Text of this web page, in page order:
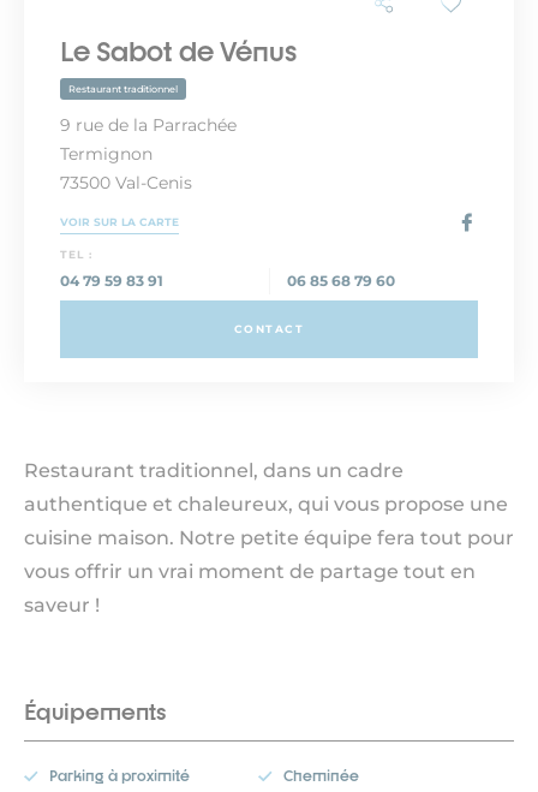
Restaurant traditionnel, dans un cadre
authentique et chaleureux, qui vous propose une
cuisine maison. Notre petite équipe fera tout pour
vous offrir un vrai moment de partage tout en
saveur !
Équipements
Parking à proximité Cheminée
Le Sabot de Vénus
Restaurant traditionnel
9 rue de la Parrachée
Termignon
73500 Val-Cenis
VOIR SUR LA CARTE
TEL :
04 79 59 83 91 06 85 68 79 60
CONTACT